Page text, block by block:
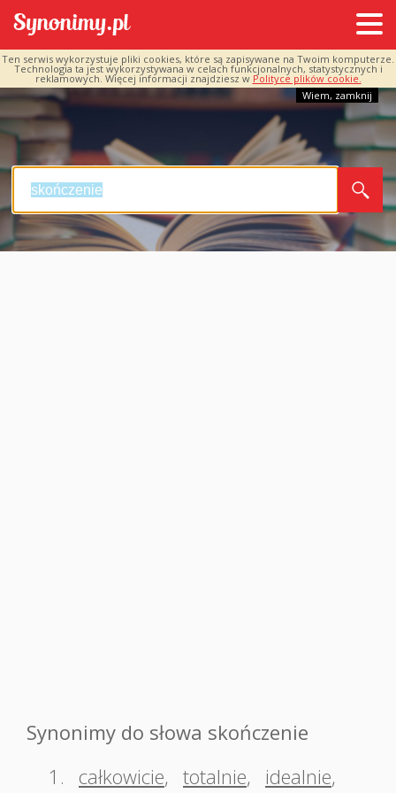
Ten serwis wykorzystuje pliki cookies, które są zapisywane na Twoim komputerze.
Technologia ta jest wykorzystywana w celach funkcjonalnych, statystycznych i
reklamowych. Więcej informacji znajdziesz w Polityce plików cookie.
Wiem, zamknij
Synonimy do słowa skończenie
1.
całkowicie, totalnie, idealnie,